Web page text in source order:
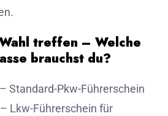
treffen – Welche
brauchst du?
– Standard-Pkw-Führerschein
– Lkw-Führerschein für